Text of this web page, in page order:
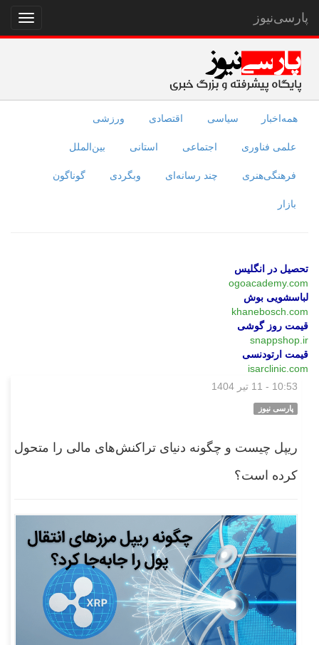
نمایش
منو
پارسی‌نیوز
همه‌اخبار سیاسی اقتصادی ورزشی
علمی فناوری اجتماعی استانی بین‌الملل
فرهنگی‌هنری چند رسانه‌ای وبگردی گوناگون
بازار
تحصیل در انگلیس
ogoacademy.com
لباسشویی بوش
khanebosch.com
قیمت روز گوشی
snappshop.ir
قیمت ارتودنسی
isarclinic.com
10:53 - 11 تیر 1404
پارسی نیوز
ریپل چیست و چگونه دنیای تراکنش‌های مالی را متحول
کرده است؟